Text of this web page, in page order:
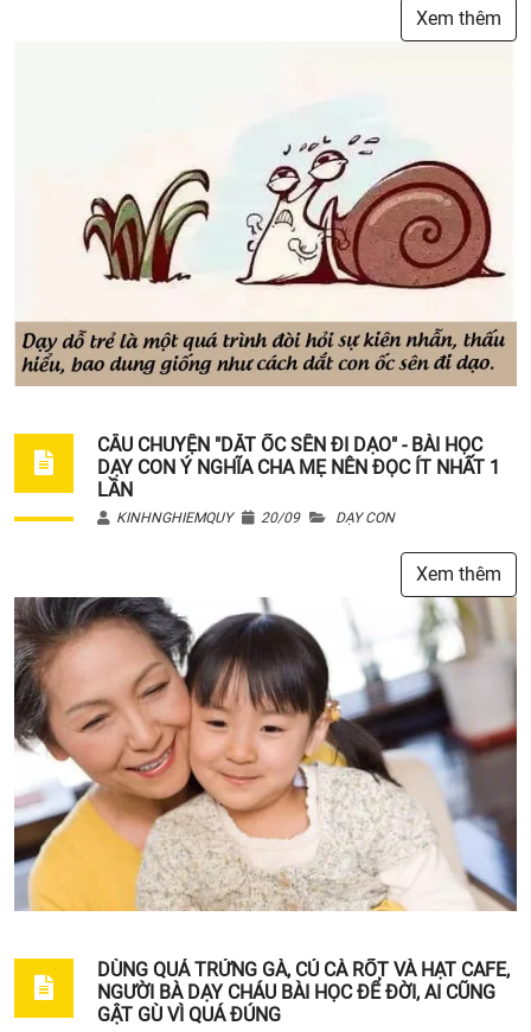
Xem thêm
CÂU CHUYỆN "DẮT ỐC SÊN ĐI DẠO" - BÀI HỌC
DẠY CON Ý NGHĨA CHA MẸ NÊN ĐỌC ÍT NHẤT 1
LẦN
KINHNGHIEMQUY 20/09 DẠY CON
Xem thêm
DÙNG QUẢ TRỨNG GÀ, CỦ CÀ RỐT VÀ HẠT CAFE,
NGƯỜI BÀ DẠY CHÁU BÀI HỌC ĐỂ ĐỜI, AI CŨNG
GẬT GÙ VÌ QUÁ ĐÚNG